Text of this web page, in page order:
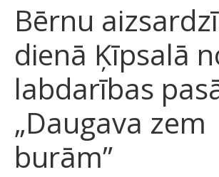
Bērnu
dienā Ķīpsalā
labdarības
„Daugava zem
burām”